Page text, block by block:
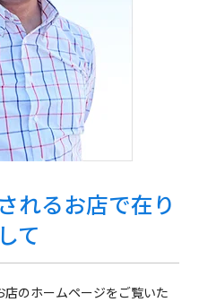
れるお店で在り
て
のホームページをご覧いた